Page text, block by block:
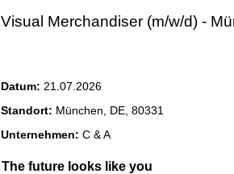
Visual Merchandiser (m/w/d) -
Datum: 21.07.2026
Standort: München, DE, 80331
Unternehmen: C & A
The future looks like you